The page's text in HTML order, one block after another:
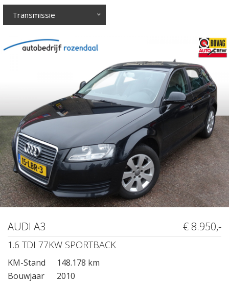
Transmissie
AUDI A3 € 8.950,-
1.6 TDI 77KW SPORTBACK
KM-Stand
148.178 km
Bouwjaar
2010